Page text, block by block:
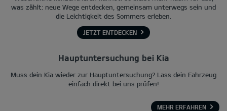
was zählt: neue Wege entdecken, gemeinsam unterwegs sein und
die Leichtigkeit des Sommers erleben.
JETZT ENTDECKEN
Hauptuntersuchung bei Kia
Muss dein Kia wieder zur Hauptuntersuchung? Lass dein Fahrzeug
einfach direkt bei uns prüfen!
MEHR ERFAHREN